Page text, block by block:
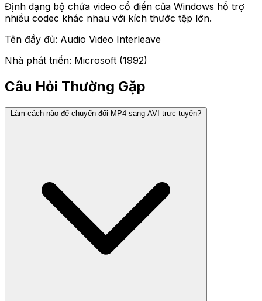
Định dạng bộ chứa video cổ điển của Windows hỗ trợ
nhiều codec khác nhau với kích thước tệp lớn.
Tên đầy đủ: Audio Video Interleave
Nhà phát triển: Microsoft (1992)
Câu Hỏi Thường Gặp
Làm cách nào để chuyển đổi MP4 sang AVI trực tuyến?